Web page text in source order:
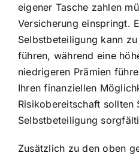
eigener Tasche zahlen
Versicherung einspringt.
Selbstbeteiligung kann
führen, während eine
niedrigeren Prämien
Ihren finanziellen
Risikobereitschaft sollten
Selbstbeteiligung
Zusätzlich zu den oben